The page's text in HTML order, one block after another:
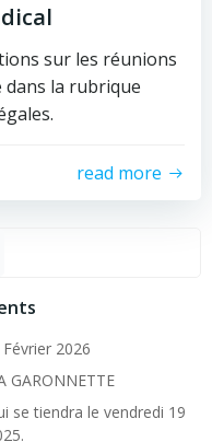
sur les réunions
dans la rubrique
read more
2026
GARONNETTE
se tiendra le vendredi 19